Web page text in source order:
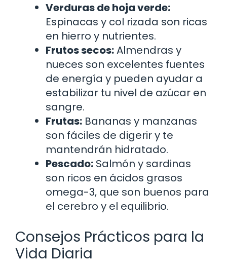
Verduras de hoja verde:
Espinacas y col rizada son ricas
en hierro y nutrientes.
Frutos secos:Almendras y
nueces son excelentes fuentes
de energía y pueden ayudar a
estabilizar tu nivel de azúcar en
sangre.
Frutas: Bananas y manzanas
son fáciles de digerir y te
mantendrán hidratado.
Pescado: Salmón y sardinas
son ricos en ácidos grasos
omega-3, que son buenos para
el cerebro y el equilibrio.
Consejos Prácticos para la
Vida Diaria